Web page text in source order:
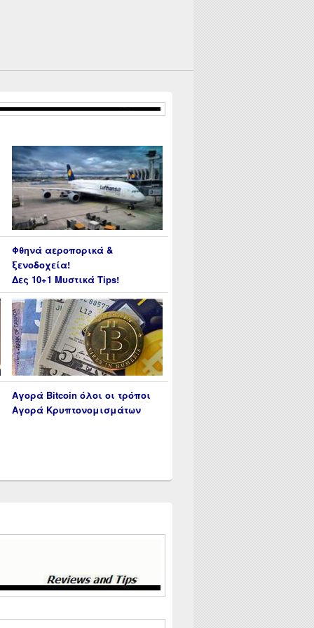
Φθηνά αεροπορικά &
ξενοδοχεία!
Δες 10+1 Μυστικά Tips!
Αγορά Bitcoin όλοι οι τρόποι
Αγορά Κρυπτονομισμάτων